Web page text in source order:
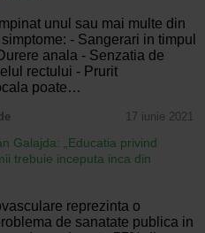
unul sau mai multe din
- Sangerari in timpul
anala - Senzatia de
rectului - Prurit
poate…
17 iunie 2021
Galajda: „Educatia privind
trebuie inceputa inca din
reprezinta o
de sanatate publica in